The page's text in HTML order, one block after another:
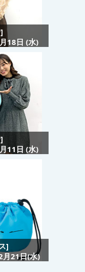
18日 (水)
11日 (水)
]
月21日(水)